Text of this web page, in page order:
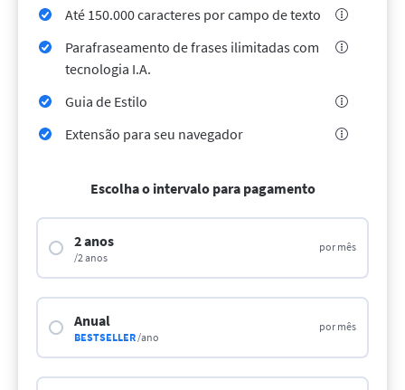
API de revisão
Blog
Vagas
Ajuda
Privacidade
Até 150.000 caracteres por campo de texto
Parafraseamento de frases ilimitadas com
tecnologia I.A.
Guia de Estilo
Extensão para seu navegador
Escolha o intervalo para pagamento
2 anos
/2 anos
por mês
Anual
BESTSELLER/ano
por mês